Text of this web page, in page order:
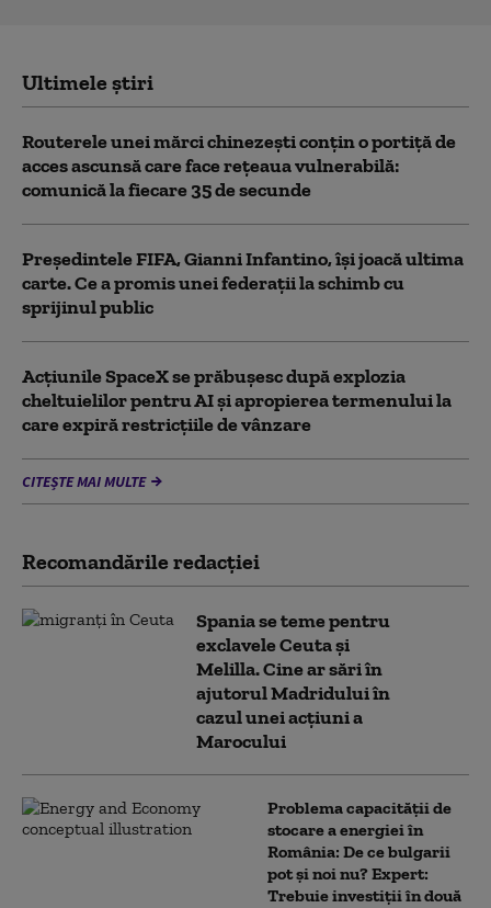
Ultimele știri
Routerele unei mărci chinezești conțin o portiță de
acces ascunsă care face rețeaua vulnerabilă:
comunică la fiecare 35 de secunde
Președintele FIFA, Gianni Infantino, îşi joacă ultima
carte. Ce a promis unei federații la schimb cu
sprijinul public
Acţiunile SpaceX se prăbuşesc după explozia
cheltuielilor pentru AI şi apropierea termenului la
care expiră restricţiile de vânzare
CITEȘTE MAI MULTE
Recomandările redacţiei
Spania se teme pentru
exclavele Ceuta și
Melilla. Cine ar sări în
ajutorul Madridului în
cazul unei acțiuni a
Marocului
Problema capacității de
stocare a energiei în
România: De ce bulgarii
pot și noi nu? Expert:
Trebuie investiții în două